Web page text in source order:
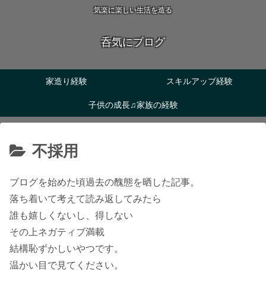
気楽に楽しい生活を造る
呑気にブログ
家造り経験 スキルアップ経験
子供の成長♫家族の経験
不採用
ブログを始めた頃過去の醜態を晒した記事。
落ち着いて考えて読み返してみたら
誰も嬉しくないし、得しない
その上ネガティブ満載
結構恥ずかしいやつです。
温かい目で見てください。